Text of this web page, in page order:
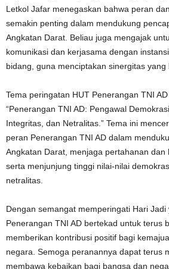
Letkol Jafar menegaskan bahwa peran
semakin penting dalam mendukung
Angkatan Darat. Beliau juga mengajak
komunikasi dan kerjasama dengan
bidang, guna menciptakan sinergitas yang
Tema peringatan HUT Penerangan TNI
“Penerangan TNI AD: Pengawal
Integritas, dan Netralitas.” Tema ini
peran Penerangan TNI AD dalam
Angkatan Darat, menjaga pertahanan dan
serta menjunjung tinggi nilai-nilai
netralitas.
Dengan semangat memperingati Hari Jadi
Penerangan TNI AD bertekad untuk terus
memberikan kontribusi positif bagi
negara. Semoga peranannya dapat terus
membawa kebaikan bagi bangsa dan